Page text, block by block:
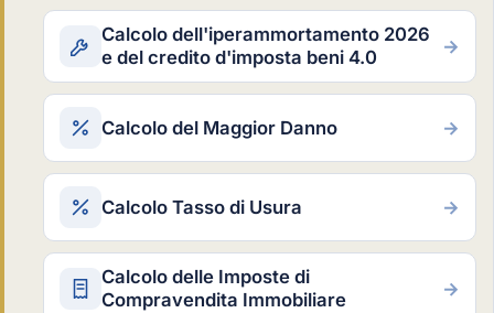
Calcolo dell'iperammortamento 2026
e del credito d'imposta beni 4.0
→
Calcolo del Maggior Danno →
Calcolo Tasso di Usura →
Calcolo delle Imposte di
Compravendita Immobiliare
→